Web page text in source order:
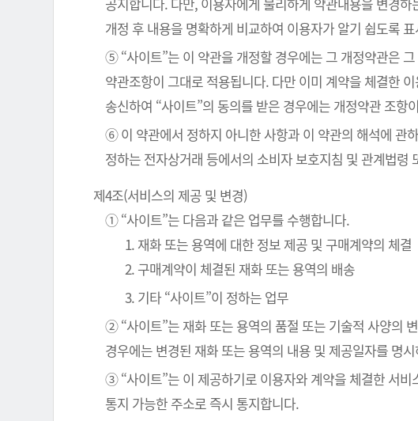
개정 후 내용을 명확하게 비교하여 이용자가 알기 쉽도록
⑤ “사이트”는 이 약관을 개정할 경우에는 그 개정약관은
약관조항이 그대로 적용됩니다. 다만 이미 계약을 체결한
송신하여 “사이트”의 동의를 받은 경우에는 개정약관 조항
⑥ 이 약관에서 정하지 아니한 사항과 이 약관의 해석에 관
정하는 전자상거래 등에서의 소비자 보호지침 및 관계법령
제4조(서비스의 제공 및 변경)
① “사이트”는 다음과 같은 업무를 수행합니다.
1. 재화 또는 용역에 대한 정보 제공 및 구매계약의 체결
2. 구매계약이 체결된 재화 또는 용역의 배송
3. 기타 “사이트”이 정하는 업무
② “사이트”는 재화 또는 용역의 품절 또는 기술적 사양의
경우에는 변경된 재화 또는 용역의 내용 및 제공일자를 명
③ “사이트”는 이 제공하기로 이용자와 계약을 체결한 서
통지 가능한 주소로 즉시 통지합니다.